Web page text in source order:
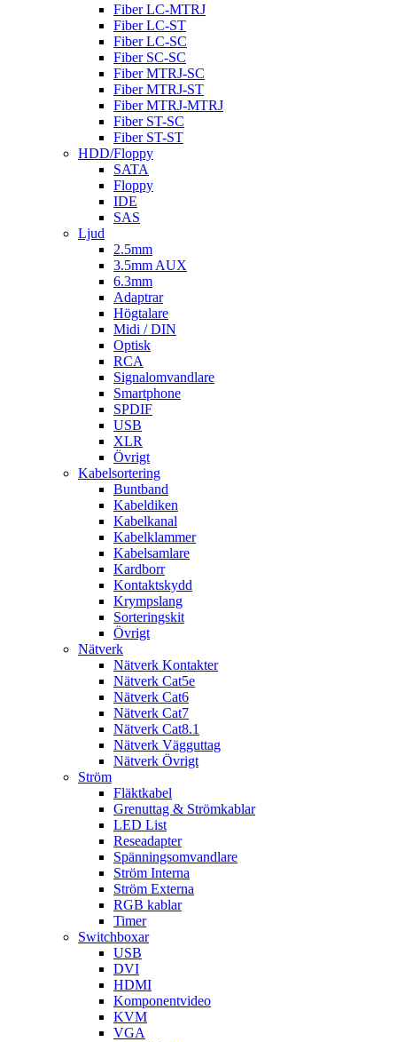
Fiber LC-MTRJ
Fiber LC-ST
Fiber LC-SC
Fiber SC-SC
Fiber MTRJ-SC
Fiber MTRJ-ST
Fiber MTRJ-MTRJ
Fiber ST-SC
Fiber ST-ST
HDD/Floppy
SATA
Floppy
IDE
SAS
Ljud
2.5mm
3.5mm AUX
6.3mm
Adaptrar
Högtalare
Midi / DIN
Optisk
RCA
Signalomvandlare
Smartphone
SPDIF
USB
XLR
Övrigt
Kabelsortering
Buntband
Kabeldiken
Kabelkanal
Kabelklammer
Kabelsamlare
Kardborr
Kontaktskydd
Krympslang
Sorteringskit
Övrigt
Nätverk
Nätverk Kontakter
Nätverk Cat5e
Nätverk Cat6
Nätverk Cat7
Nätverk Cat8.1
Nätverk Vägguttag
Nätverk Övrigt
Ström
Fläktkabel
Grenuttag & Strömkablar
LED List
Reseadapter
Spänningsomvandlare
Ström Interna
Ström Externa
RGB kablar
Timer
Switchboxar
USB
DVI
HDMI
Komponentvideo
KVM
VGA